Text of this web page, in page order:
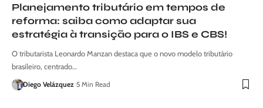
Planejamento tributário em tempos de
reforma: saiba como adaptar sua
estratégia à transição para o IBS e CBS!
O tributarista Leonardo Manzan destaca que o novo modelo tributário
brasileiro, centrado…
Diego Velázquez 5 Min Read